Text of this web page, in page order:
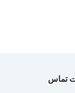
تماس